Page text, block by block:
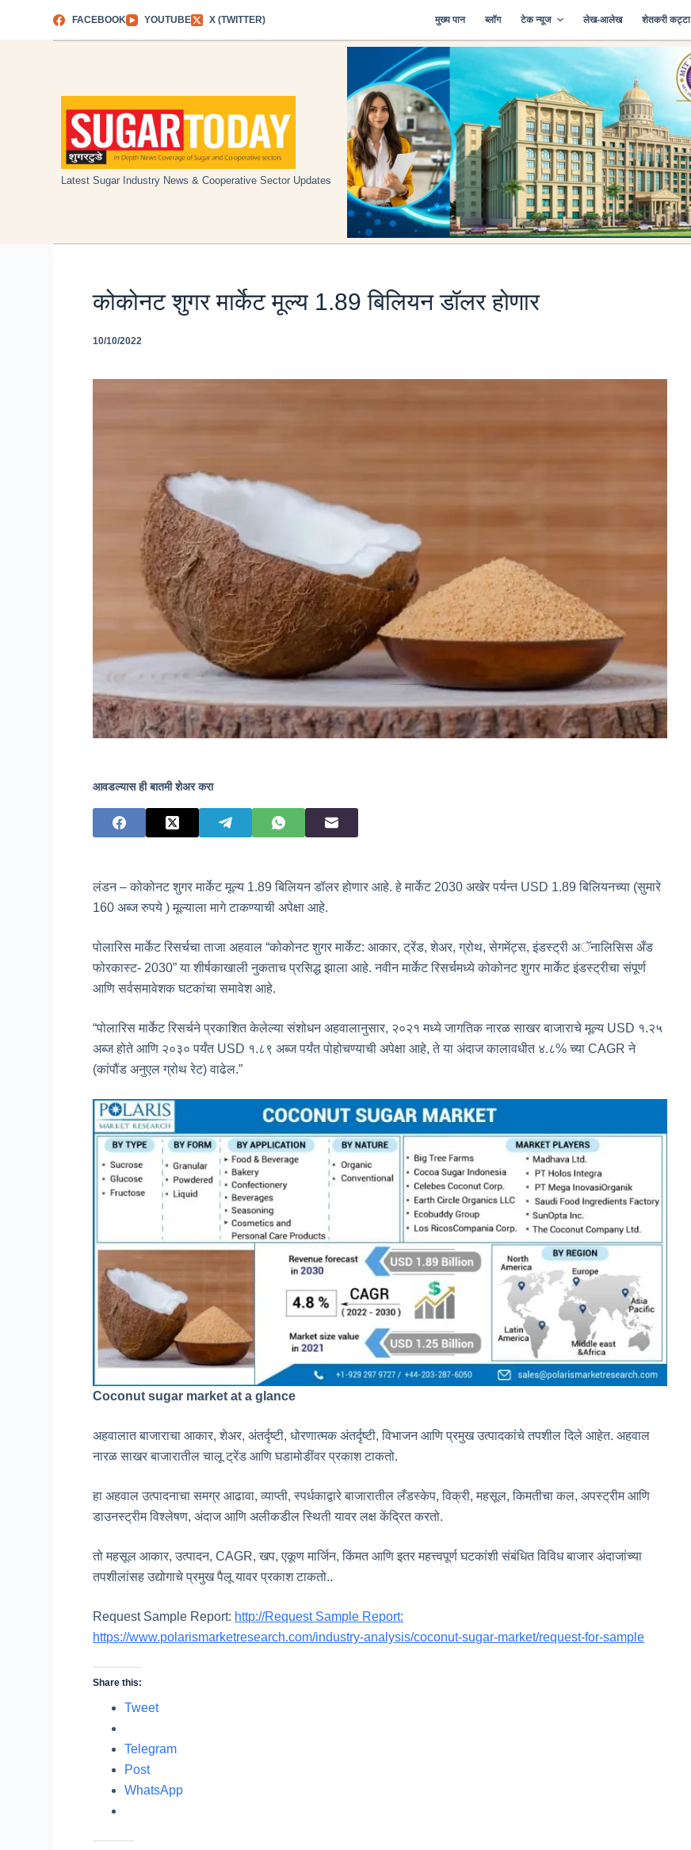
FACEBOOK YOUTUBE X (TWITTER) मुख्य पान ब्लॉग टेक न्यूज लेख-आलेख शेतकरी कट्टा
Latest Sugar Industry News & Cooperative Sector Updates
कोकोनट शुगर मार्केट मूल्य 1.89 बिलियन डॉलर होणार
10/10/2022
आवडल्यास ही बातमी शेअर करा
लंडन – कोकोनट शुगर मार्केट मूल्य 1.89 बिलियन डॉलर होणार आहे. हे मार्केट 2030 अखेर पर्यन्त USD 1.89 बिलियनच्या (सुमारे
160 अब्ज रुपये ) मूल्याला मागे टाकण्याची अपेक्षा आहे.
पोलारिस मार्केट रिसर्चचा ताजा अहवाल “कोकोनट शुगर मार्केट: आकार, ट्रेंड, शेअर, ग्रोथ, सेगमेंट्स, इंडस्ट्री अॅनालिसिस अँड
फोरकास्ट- 2030” या शीर्षकाखाली नुकताच प्रसिद्ध झाला आहे. नवीन मार्केट रिसर्चमध्ये कोकोनट शुगर मार्केट इंडस्ट्रीचा संपूर्ण
आणि सर्वसमावेशक घटकांचा समावेश आहे.
“पोलारिस मार्केट रिसर्चने प्रकाशित केलेल्या संशोधन अहवालानुसार, २०२१ मध्ये जागतिक नारळ साखर बाजाराचे मूल्य USD १.२५
अब्ज होते आणि २०३० पर्यंत USD १.८९ अब्ज पर्यंत पोहोचण्याची अपेक्षा आहे, ते या अंदाज कालावधीत ४.८% च्या CAGR ने
(कांपौंड अनुएल ग्रोथ रेट) वाढेल.”
Coconut sugar market at a glance
अहवालात बाजाराचा आकार, शेअर, अंतर्दृष्टी, धोरणात्मक अंतर्दृष्टी, विभाजन आणि प्रमुख उत्पादकांचे तपशील दिले आहेत. अहवाल
नारळ साखर बाजारातील चालू ट्रेंड आणि घडामोडींवर प्रकाश टाकतो.
हा अहवाल उत्पादनाचा समग्र आढावा, व्याप्ती, स्पर्धकाद्वारे बाजारातील लँडस्केप, विक्री, महसूल, किमतीचा कल, अपस्ट्रीम आणि
डाउनस्ट्रीम विश्लेषण, अंदाज आणि अलीकडील स्थिती यावर लक्ष केंद्रित करतो.
तो महसूल आकार, उत्पादन, CAGR, खप, एकूण मार्जिन, किंमत आणि इतर महत्त्वपूर्ण घटकांशी संबंधित विविध बाजार अंदाजांच्या
तपशीलांसह उद्योगाचे प्रमुख पैलू यावर प्रकाश टाकतो..
Request Sample Report: http://Request Sample Report:
https://www.polarismarketresearch.com/industry-analysis/coconut-sugar-market/request-for-sample
Share this:
Tweet
Telegram
Post
WhatsApp